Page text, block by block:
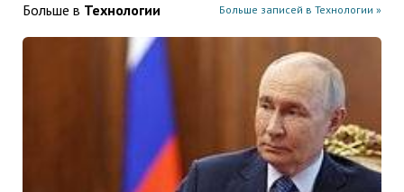
Больше в Технологии Больше записей в Технологии »